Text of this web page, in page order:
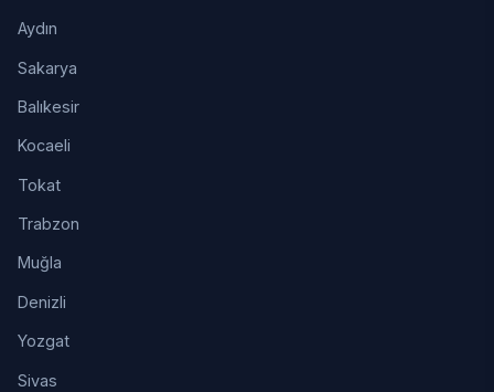
Aydın
Sakarya
Balıkesir
Kocaeli
Tokat
Trabzon
Muğla
Denizli
Yozgat
Sivas